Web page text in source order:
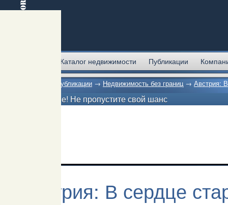
Каталог недвижимости Публикации
Публикации → Недвижимость без границ → Австрия:
Внимание! Не пропустите свой шанс
Австрия: В сердце